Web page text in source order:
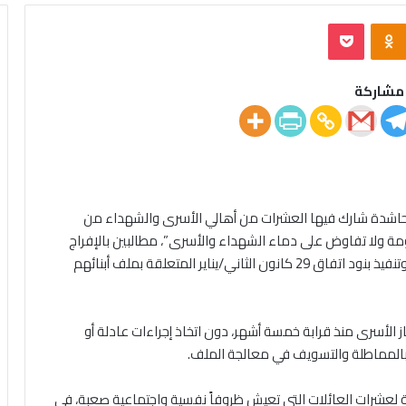
Odnoklassniki
‫Pocket
مشاركة
شارك فيها العشرات من أهالي الأسرى والشهداء من
ولا تفاوض على دماء الشهداء والأسرى”، مطالبين بالإفراج
الفوري عن أبنائهم المحتجزين في سجون سلطة دمشق وتنفيذ بنود اتفاق 29 كانون الثاني/يناير المتعلقة بملف أبنائهم
الأسرى منذ قرابة خمسة أشهر، دون اتخاذ إجراءات عادلة أو
والتسويف في معالجة الملف.
العائلات التي تعيش ظروفاً نفسية واجتماعية صعبة، في